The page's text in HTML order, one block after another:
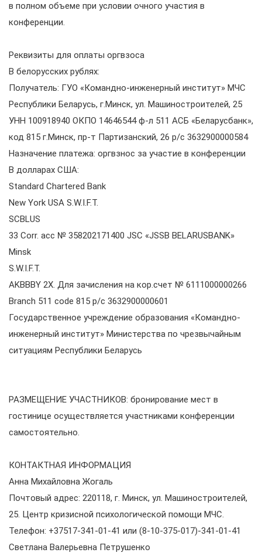
в полном объеме при условии очного участия в
конференции.
Реквизиты для оплаты оргвзоса
В белорусских рублях:
Получатель: ГУО «Командно-инженерный институт» МЧС
Республики Беларусь, г.Минск, ул. Машиностроителей, 25
УНН 100918940 ОКПО 14646544 ф-л 511 АСБ «Беларусбанк»,
код 815 г.Минск, пр-т Партизанский, 26 р/с 3632900000584
Назначение платежа: оргвзнос за участие в конференции
В долларах США:
Standard Chartered Bank
New York USA S.W.I.F.T.
SCBLUS
33 Corr. acc № 358202171400 JSC «JSSB BELARUSBANK»
Minsk
S.W.I.F.T.
AKBBBY 2X. Для зачисления на кор.счет № 6111000000266
Branch 511 code 815 р/с 3632900000601
Государственное учреждение образования «Командно-
инженерный институт» Министерства по чрезвычайным
ситуациям Республики Беларусь
РАЗМЕЩЕНИЕ УЧАСТНИКОВ: бронирование мест в
гостинице осуществляется участниками конференции
самостоятельно.
КОНТАКТНАЯ ИНФОРМАЦИЯ
Анна Михайловна Жогаль
Почтовый адрес: 220118, г. Минск, ул. Машиностроителей,
25. Центр кризисной психологической помощи МЧС.
Телефон: +37517-341-01-41 или (8-10-375-017)-341-01-41
Светлана Валерьевна Петрушенко